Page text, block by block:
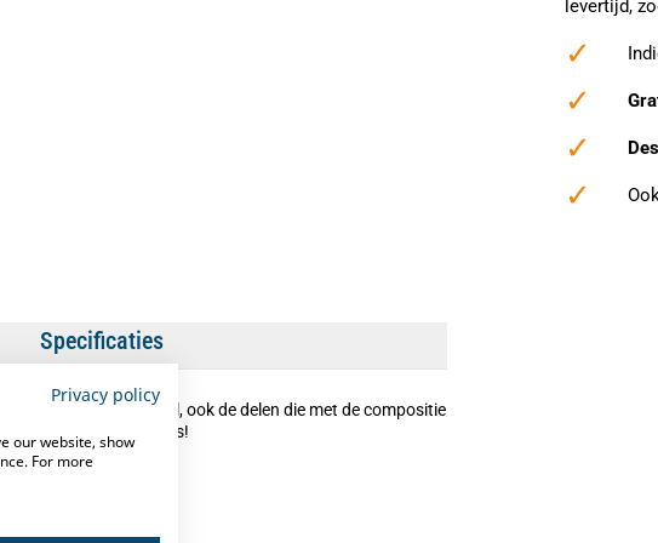
levertijd,
✓
✓
✓
✓
Specificaties
van roestvrij staal, ook de delen die met de compositie
het lekkerste sorbetijs!
Privacy policy
our website, show
For more